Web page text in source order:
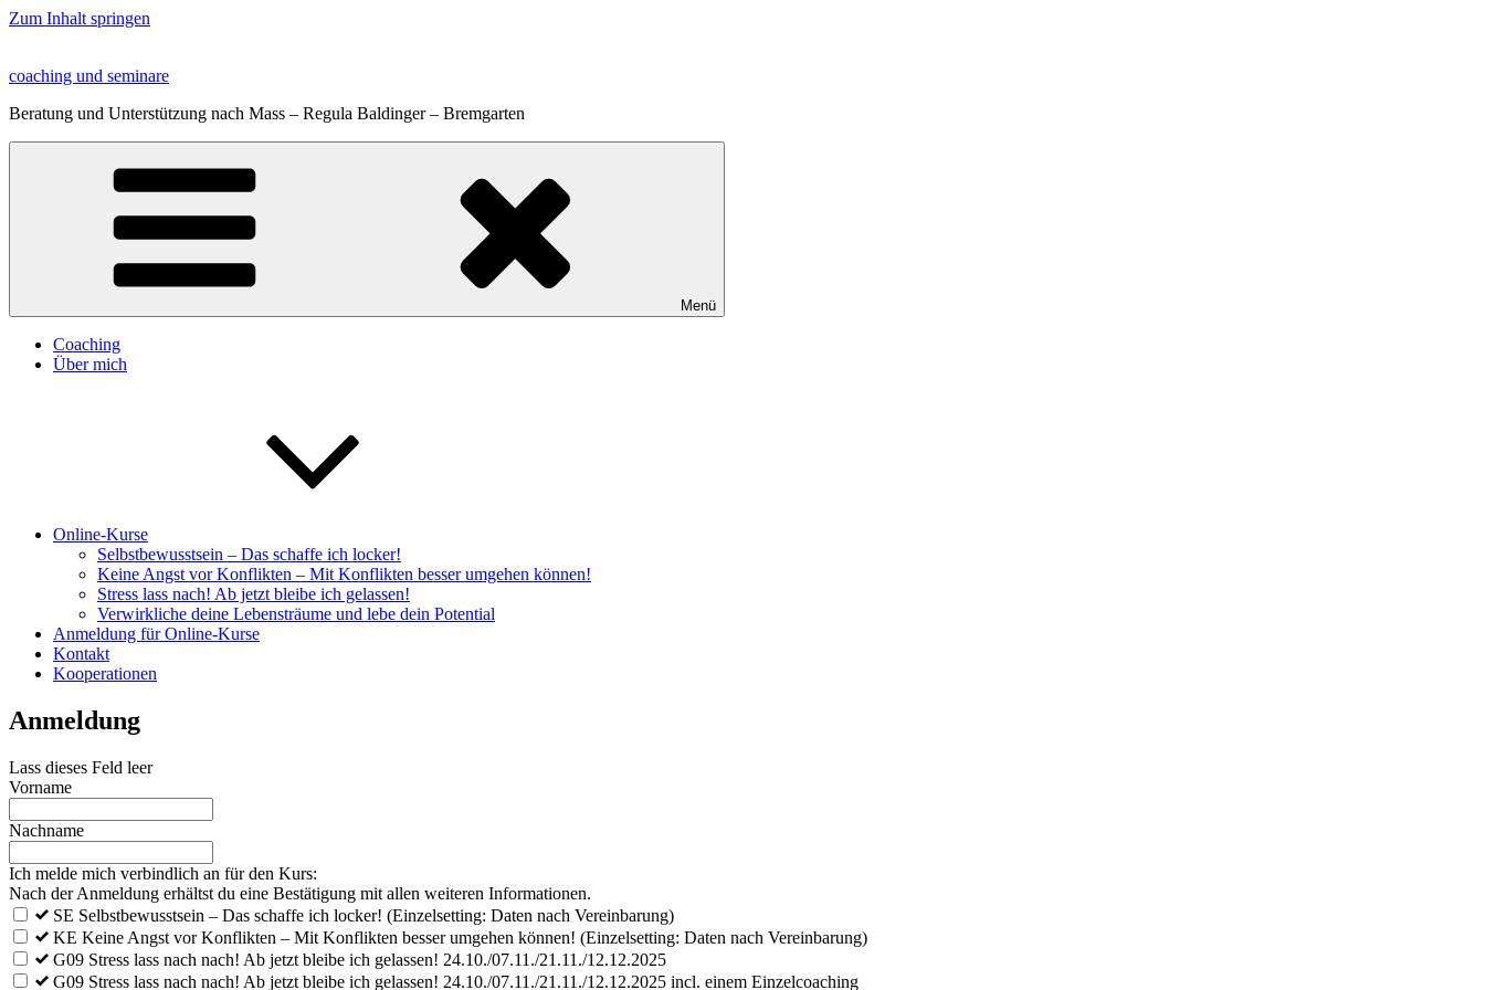
Zum Inhalt springen
coaching und seminare
Beratung und Unterstützung nach Mass – Regula Baldinger – Bremgarten
Menü
Coaching
Über mich
Online-Kurse
Selbstbewusstsein – Das schaffe ich locker!
Keine Angst vor Konflikten – Mit Konflikten besser umgehen können!
Stress lass nach! Ab jetzt bleibe ich gelassen!
Verwirkliche deine Lebensträume und lebe dein Potential
Anmeldung für Online-Kurse
Kontakt
Kooperationen
Anmeldung
Lass dieses Feld leer
Vorname
Nachname
Ich melde mich verbindlich an für den Kurs:
Nach der Anmeldung erhältst du eine Bestätigung mit allen weiteren Informationen.
SE Selbstbewusstsein – Das schaffe ich locker! (Einzelsetting: Daten nach Vereinbarung)
KE Keine Angst vor Konflikten – Mit Konflikten besser umgehen können! (Einzelsetting: Daten nach Vereinbarung)
G09 Stress lass nach nach! Ab jetzt bleibe ich gelassen! 24.10./07.11./21.11./12.12.2025
G09 Stress lass nach nach! Ab jetzt bleibe ich gelassen! 24.10./07.11./21.11./12.12.2025 incl. einem Einzelcoaching